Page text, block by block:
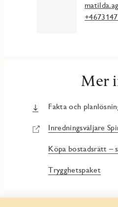
Mer
Fakta och
Inredningsväljare
Köpa bostadsrätt –
Trygghetspaket